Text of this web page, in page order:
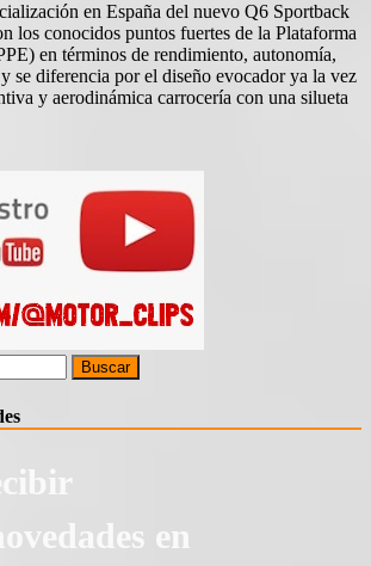
en España del nuevo Q6 Sportback
los conocidos puntos fuertes de la Plataforma
en términos de rendimiento, autonomía,
se diferencia por el diseño evocador ya la vez
y aerodinámica carrocería con una silueta
en